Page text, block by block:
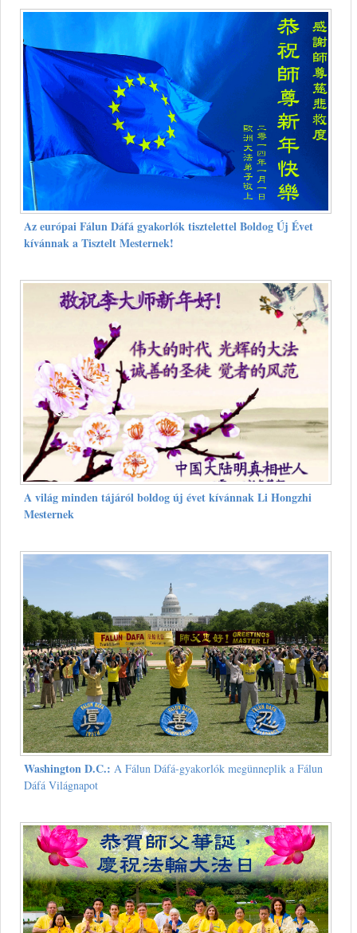
Az európai Fálun Dáfá gyakorlók tisztelettel Boldog Új Évet
kívánnak a Tisztelt Mesternek!
A világ minden tájáról boldog új évet kívánnak Li Hongzhi
Mesternek
Washington D.C.: A Fálun Dáfá-gyakorlók megünneplik a Fálun
Dáfá Világnapot